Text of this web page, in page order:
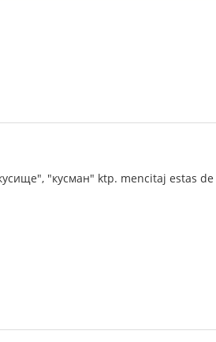
"кусман" ktp. mencitaj estas